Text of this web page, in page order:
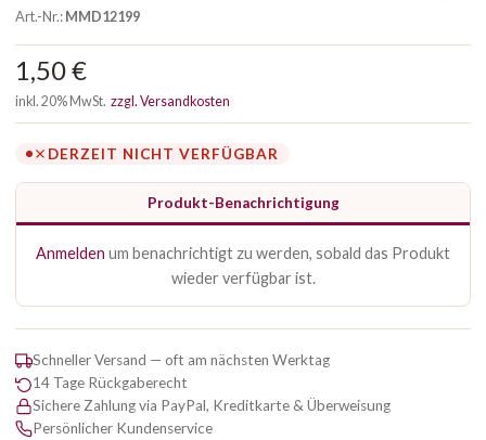
Art.-Nr.:MMD12199
1,50 €
inkl. 20% MwSt. zzgl. Versandkosten
DERZEIT NICHT VERFÜGBAR
Produkt-Benachrichtigung
Anmelden um benachrichtigt zu werden, sobald das Produkt
wieder verfügbar ist.
Schneller Versand — oft am nächsten Werktag
14 Tage Rückgaberecht
Sichere Zahlung via PayPal, Kreditkarte & Überweisung
Persönlicher Kundenservice